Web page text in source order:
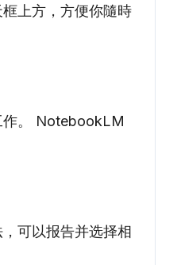
上方，方便你隨時
作。 NotebookLM
可以报告并选择相